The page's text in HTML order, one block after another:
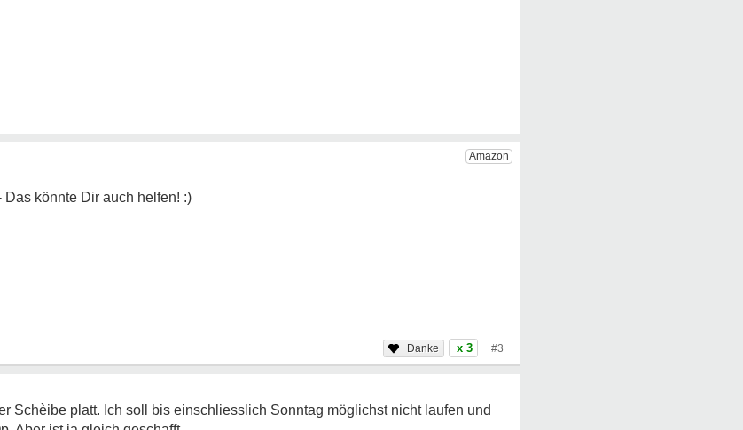
x 3 #3
Schèibe platt. Ich soll bis einschliesslich Sonntag möglichst nicht laufen und